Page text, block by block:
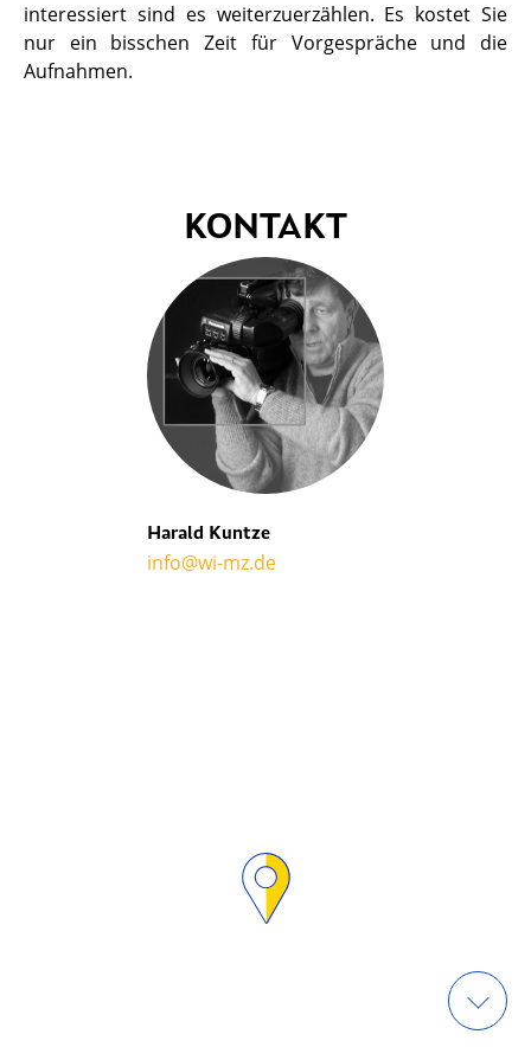
interessiert sind es weiterzuerzählen. Es kostet Sie
nur ein bisschen Zeit für Vorgespräche und die
Aufnahmen.
KONTAKT
Harald Kuntze
info@wi-mz.de